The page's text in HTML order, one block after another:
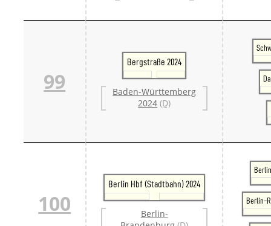
99
Bergstraße 2024
Baden-Württemberg
2024 (D)
100
Berlin Hbf (Stadtbahn) 2024
Berlin-
Berlin-